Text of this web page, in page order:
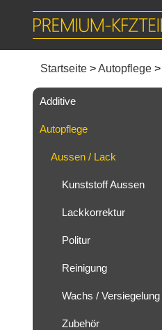
Startseite Autopflege
Additive
Autopflege
Aussen / Lack
Kunststoff Aussen
Lackkorrektur
Politur
Reinigung
Wachs / Versiegelung
Zubehör